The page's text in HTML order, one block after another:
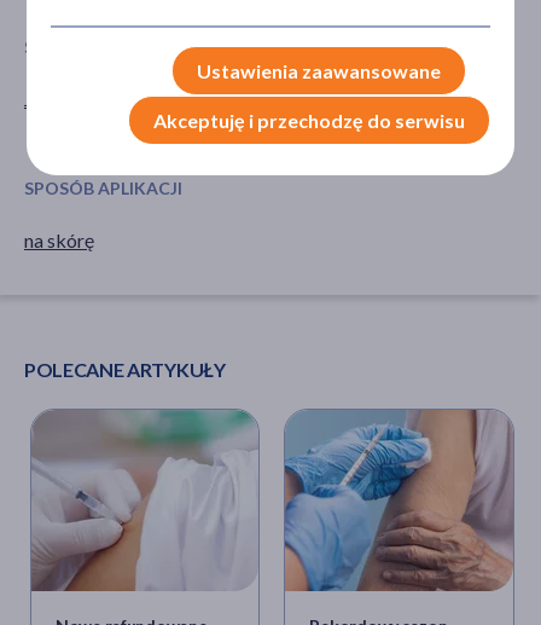
SPECYFIKA
Jednorazowe
PORA STOSOWANIA
na dzień
na noc
SPOSÓB APLIKACJI
na skórę
POLECANE ARTYKUŁY
Ustawienia zaawansowane
Akceptuję i przechodzę do serwisu